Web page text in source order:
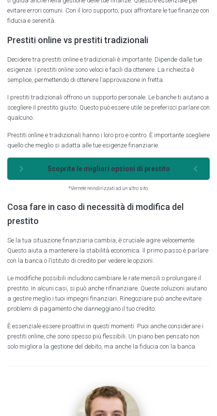
evitare errori comuni. Con il loro supporto, puoi affrontare le tue finanze con
fiducia e serenità.
Prestiti online vs prestiti tradizionali
Decidere tra prestiti online e tradizionali è importante. Dipende dalle tue
esigenze. I prestiti online sono veloci e facili da ottenere. La richiesta è
semplice, permettendo di ottenere l’approvazione in fretta.
I prestiti tradizionali offrono un supporto personale. Le banche ti aiutano a
scegliere il prestito giusto. Questo può essere utile se preferisci parlare con
qualcuno.
Prestiti online e tradizionali hanno i loro pro e contro. È importante scegliere
quello che meglio si adatta alle tue esigenze finanziarie.
Scoprite le migliori opzioni di prestito
*Verrete reindirizzati ad un altro sito.
Cosa fare in caso di necessità di modifica del
prestito
Se la tua situazione finanziaria cambia, è cruciale agire velocemente.
Questo aiuta a mantenere la stabilità economica. Il primo passo è parlare
con la banca o l’istituto di credito per vedere le opzioni.
Le modifiche possibili includono cambiare le rate mensili o prolungare il
prestito. In alcuni casi, si può anche rifinanziare. Queste soluzioni aiutano
a gestire meglio i tuoi impegni finanziari. Rinegoziare può anche evitare
problemi di pagamento che danneggiano il tuo credito.
È essenziale essere proattivi in questi momenti. Puoi anche considerare i
prestiti online, che sono spesso più flessibili. Un piano ben pensato non
solo migliora la gestione del debito, ma anche la fiducia con la banca.